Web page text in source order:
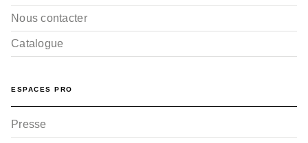
Nous contacter
Catalogue
ESPACES PRO
Presse